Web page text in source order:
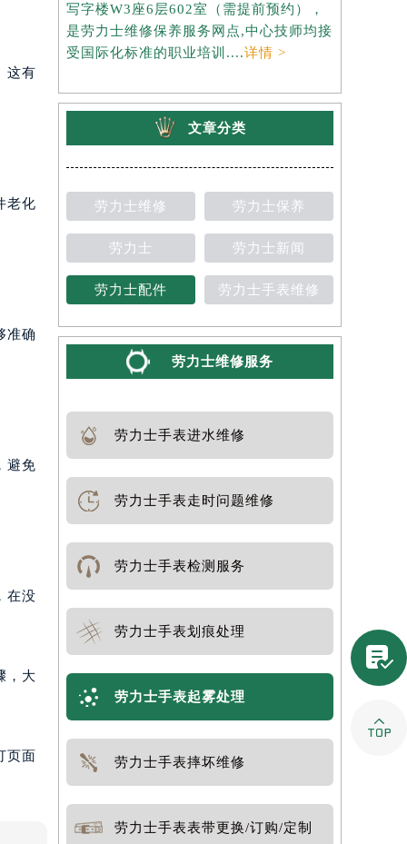
这有
老化
准确
避免
在没
，大
页面
写字楼W3座6层602室（需提前预约），
是劳力士维修保养服务网点,中心技师均接
受国际化标准的职业培训....详情 >
文章分类
劳力士维修 劳力士保养
劳力士 劳力士新闻
劳力士配件 劳力士手表维修
劳力士维修服务
劳力士手表进水维修
劳力士手表走时问题维修
劳力士手表检测服务
劳力士手表划痕处理
劳力士手表起雾处理
劳力士手表摔坏维修
劳力士手表表带更换/订购/定制

